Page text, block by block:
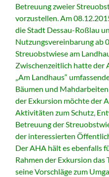
Betreuung zweier
vorzustellen. Am
die Stadt Dessau-Roßlau
Nutzungsvereinbarung ab
Streuobstwiese am
Zwischenzeitlich hatte der
„Am Landhaus“
Bäumen und
der Exkursion möchte der
Aktivitäten zum Schutz,
Betreuung der
der interessierten
Der AHA hält es ebenfalls
Rahmen der Exkursion das
seine Vorschläge zum